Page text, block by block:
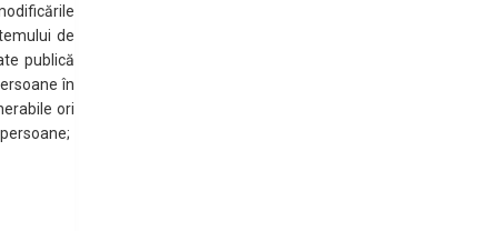
de
publică
în
ori